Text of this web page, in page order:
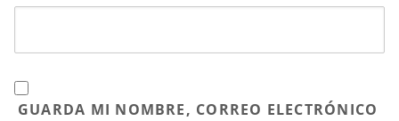
GUARDA MI NOMBRE, CORREO ELECTRÓNICO